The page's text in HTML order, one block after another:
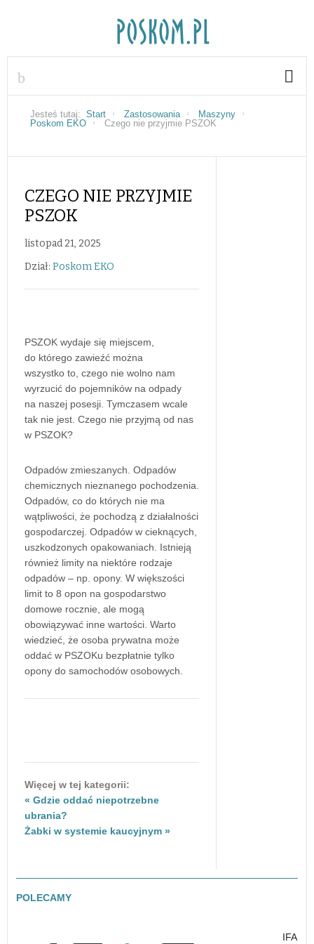
Jesteś tutaj: Start Zastosowania
Maszyny
Poskom EKO
Czego nie przyjmie PSZOK
CZEGO NIE PRZYJMIE
PSZOK
listopad 21, 2025
Dział: Poskom EKO
PSZOK wydaje się miejscem,
do którego zawieźć można
wszystko to, czego nie wolno nam
wyrzucić do pojemników na odpady
na naszej posesji. Tymczasem wcale
tak nie jest. Czego nie przyjmą od nas
w PSZOK?
Odpadów zmieszanych. Odpadów
chemicznych nieznanego pochodzenia.
Odpadów, co do których nie ma
wątpliwości, że pochodzą z działalności
gospodarczej. Odpadów w cieknących,
uszkodzonych opakowaniach. Istnieją
również limity na niektóre rodzaje
odpadów – np. opony. W większości
limit to 8 opon na gospodarstwo
domowe rocznie, ale mogą
obowiązywać inne wartości. Warto
wiedzieć, że osoba prywatna może
oddać w PSZOKu bezpłatnie tylko
opony do samochodów osobowych.
Więcej w tej kategorii:
« Gdzie oddać niepotrzebne
ubrania?
Żabki w systemie kaucyjnym »
POLECAMY
IFA